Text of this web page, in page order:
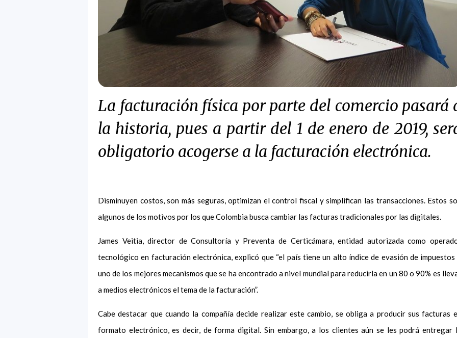
La facturación física por parte del comercio pasará
la historia, pues a partir del 1 de enero de 2019,
obligatorio acogerse a la facturación electrónica.
Disminuyen costos, son más seguras, optimizan el control fiscal y simplifican las transacciones. Estos
algunos de los motivos por los que Colombia busca cambiar las facturas tradicionales por las digitales.
James Veitia, director de Consultoría y Preventa de Certicámara, entidad autorizada como
tecnológico en facturación electrónica, explicó que “el país tiene un alto índice de evasión de impuestos
uno de los mejores mecanismos que se ha encontrado a nivel mundial para reducirla en un 80 o 90% es
a medios electrónicos el tema de la facturación”.
Cabe destacar que cuando la compañía decide realizar este cambio, se obliga a producir sus facturas
formato electrónico, es decir, de forma digital. Sin embargo, a los clientes aún se les podrá entregar